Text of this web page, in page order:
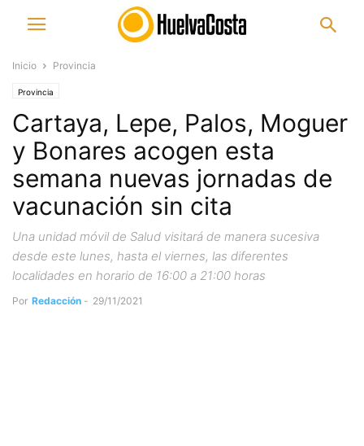
Inicio Provincia
Provincia
Cartaya, Lepe, Palos, Moguer
y Bonares acogen esta
semana nuevas jornadas de
vacunación sin cita
Una unidad móvil de Salud visitará de manera sucesiva
desde este lunes, hasta el viernes, las diferentes
localidades en horario de 16:00 a 21:00 horas
Por Redacción - 29/11/2021